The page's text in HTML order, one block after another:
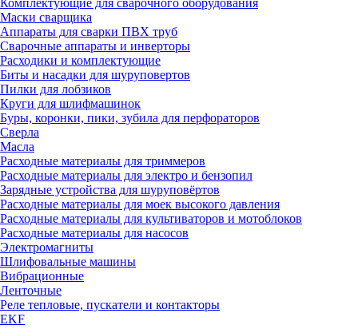
Комплектующие для сварочного оборудования
Маски сварщика
Аппараты для сварки ПВХ труб
Сварочные аппараты и инверторы
Расходики и комплектующие
Биты и насадки для шуруповертов
Пилки для лобзиков
Круги для шлифмашинок
Буры, коронки, пики, зубила для перфораторов
Сверла
Масла
Расходные материалы для триммеров
Расходные материалы для электро и бензопил
Зарядные устройства для шуруповёртов
Расходные материалы для моек высокого давления
Расходные материалы для культиваторов и мотоблоков
Расходные материалы для насосов
Электромагниты
Шлифовальные машины
Вибрационные
Ленточные
Реле тепловые, пускатели и контакторы
EKF